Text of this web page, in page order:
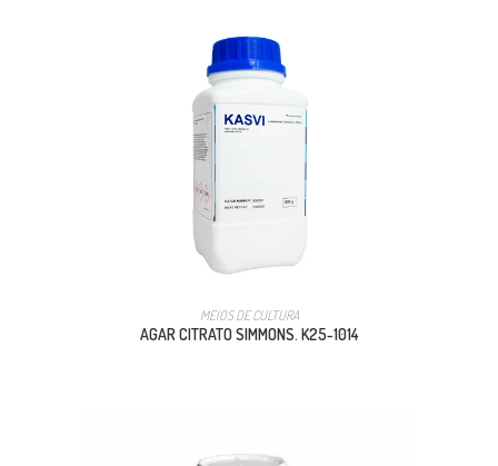
MEIOS DE CULTURA
AGAR CITRATO SIMMONS. K25-1014